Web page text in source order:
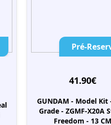
Pré-
41.90€
GUNDAM - Model Kit
Grade - ZGMF-X20A
Freedom - 13 CM